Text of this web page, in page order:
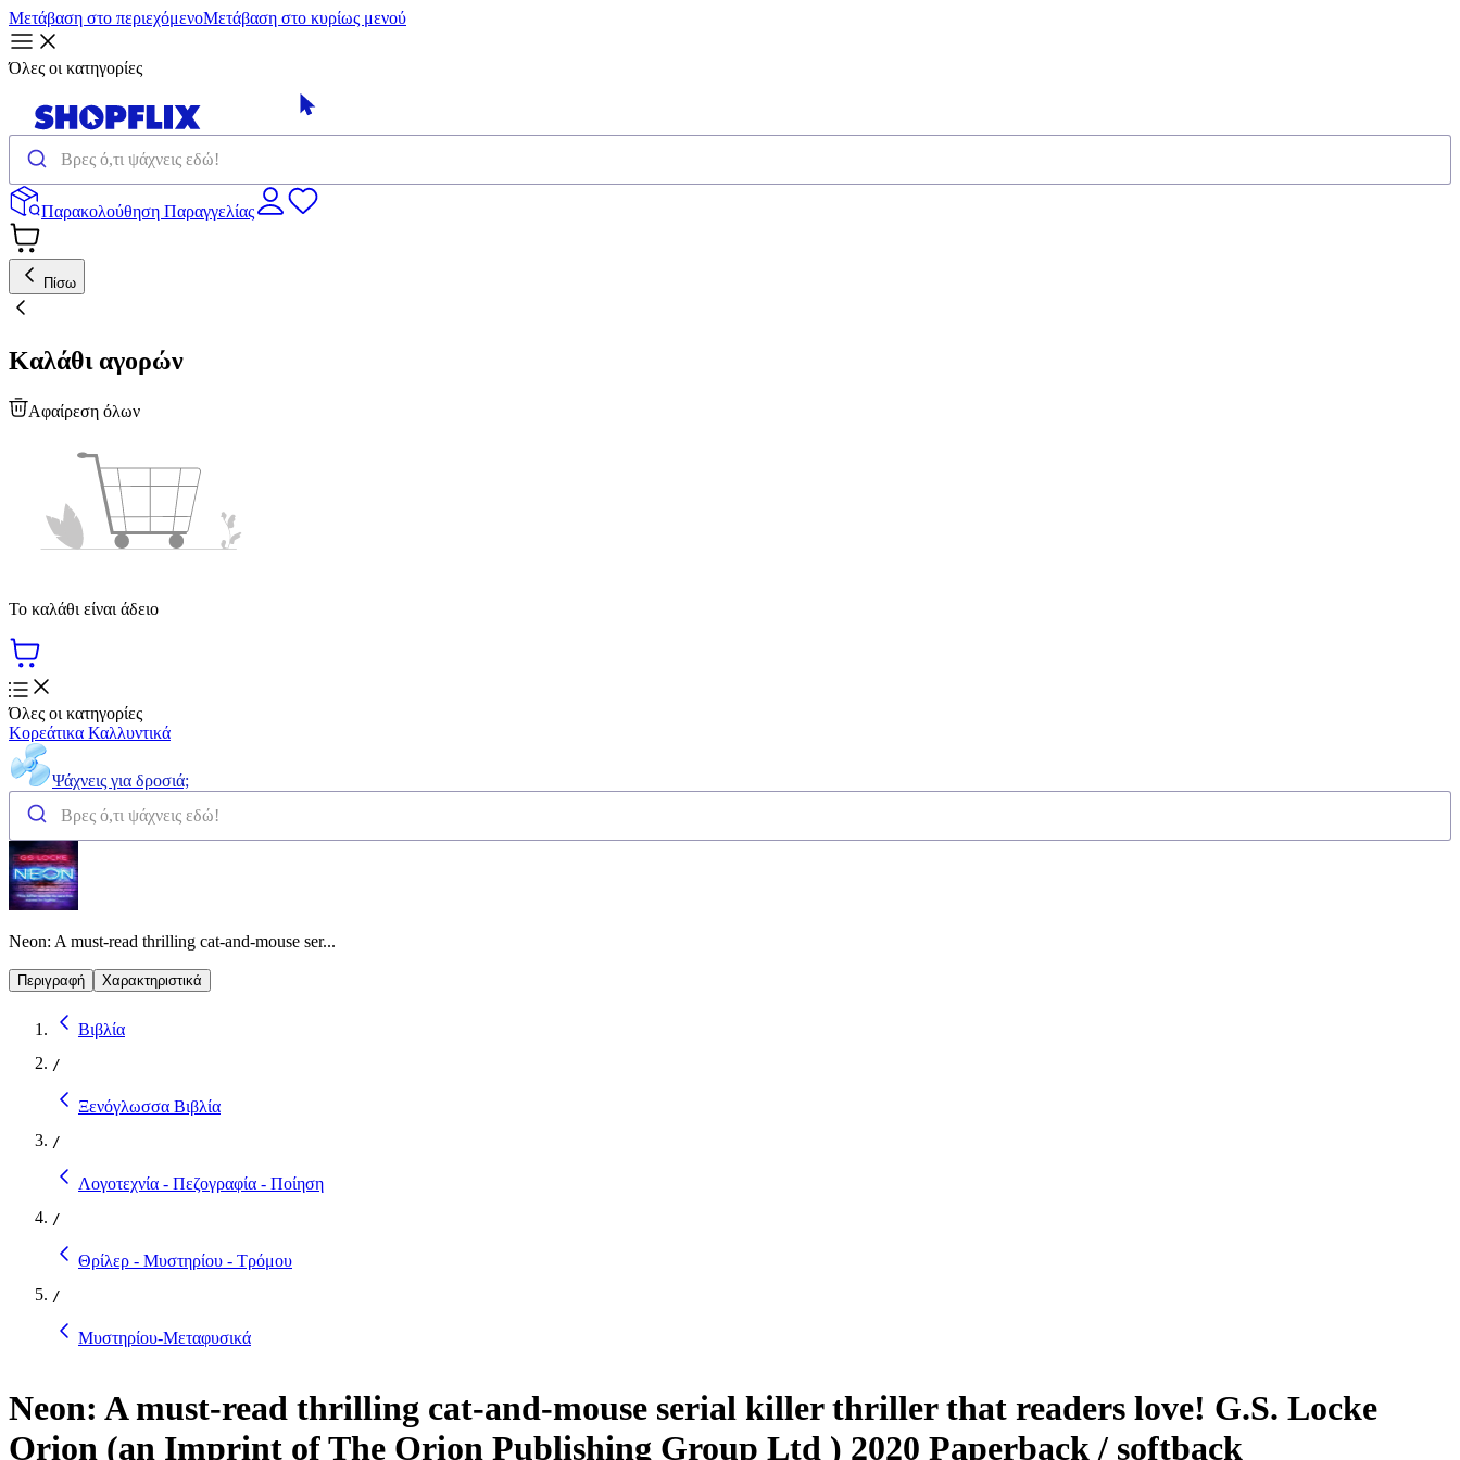
Μετάβαση στο περιεχόμενοΜετάβαση στο κυρίως μενού
Όλες οι κατηγορίες
Παρακολούθηση Παραγγελίας
Πίσω
Καλάθι αγορών
Αφαίρεση όλων
Το καλάθι είναι άδειο
Όλες οι κατηγορίες
Κορεάτικα Καλλυντικά
Ψάχνεις για δροσιά;
Neon: A must-read thrilling cat-and-mouse ser...
Περιγραφή Χαρακτηριστικά
Βιβλία
/
Ξενόγλωσσα Βιβλία
/
Λογοτεχνία - Πεζογραφία - Ποίηση
/
Θρίλερ - Μυστηρίου - Τρόμου
/
Μυστηρίου-Μεταφυσικά
Neon: A must-read thrilling cat-and-mouse serial killer thriller that readers love! G.S. Locke
Orion (an Imprint of The Orion Publishing Group Ltd ) 2020 Paperback / softback